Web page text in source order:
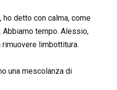
detto con calma, come
Abbiamo tempo. Alessio,
limbottitura.
una mescolanza di